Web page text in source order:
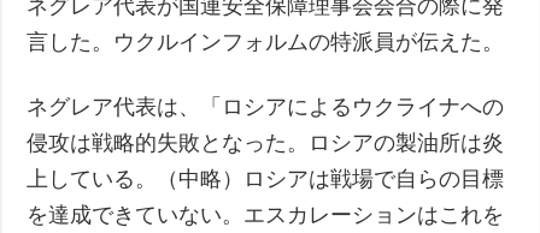
ネグレア代表が国連安全保障理事会会合の際に発
言した。ウクルインフォルムの特派員が伝えた。
ネグレア代表は、「ロシアによるウクライナへの
侵攻は戦略的失敗となった。ロシアの製油所は炎
上している。（中略）ロシアは戦場で自らの目標
を達成できていない。エスカレーションはこれを